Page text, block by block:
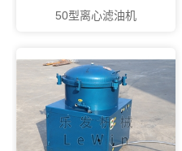
50型离心滤油机